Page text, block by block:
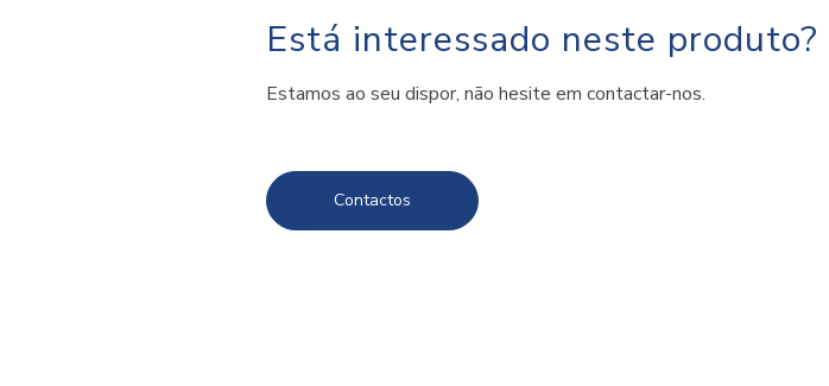
Está interessado neste produto?
Estamos ao seu dispor, não hesite em contactar-nos.
Contactos